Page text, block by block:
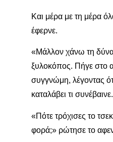
Και μέρα με τη μέρα
έφερνε.
«Μάλλον χάνω τη
ξυλοκόπος. Πήγε στο
συγγνώμη, λέγοντας
καταλάβει τι συνέβαινε.
«Πότε τρόχισες το
φορά;» ρώτησε το